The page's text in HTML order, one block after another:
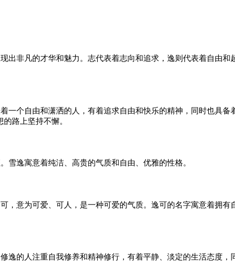
出非凡的才华和魅力。志代表着志向和追求，逸则代表着自由
一个自由和潇洒的人，有着追求自由和快乐的精神，同时也具
路上坚持不懈。
雪逸寓意着纯洁、高贵的气质和自由、优雅的性格。
，意为可爱、可人，是一种可爱的气质。逸可的名字寓意着拥
的人注重自我修养和精神修行，有着平静、淡定的生活态度，